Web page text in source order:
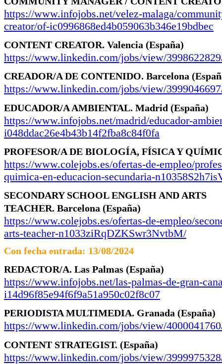
https://www.infojobs.net/velez-malaga/
creator/of-ic0996868ed4b059063b346e19bdbec
CONTENT CREATOR. Valencia (España)
https://www.linkedin.com/jobs/view/
CREADOR/A DE CONTENIDO. Barcelona
https://www.linkedin.com/jobs/view/
EDUCADOR/A AMBIENTAL. Madrid (España)
https://www.infojobs.net/madrid/educador-
i048ddac26e4b43b14f2fba8c84f0fa
PROFESOR/A DE BIOLOGÍA, FÍSICA Y
https://www.colejobs.es/ofertas-de-empleo/
quimica-en-educacion-secundaria-
SECONDARY SCHOOL ENGLISH AND ARTS
TEACHER. Barcelona (España)
https://www.colejobs.es/ofertas-de-empleo/
arts-teacher-n1033ziRqDZKSwr3NvtbM/
Con fecha entrada: 13/08/2024
REDACTOR/A. Las Palmas (España)
https://www.infojobs.net/las-palmas-de-gran-
i14d96f85e94f6f9a51a950c02f8c07
PERIODISTA MULTIMEDIA. Granada (España)
https://www.linkedin.com/jobs/view/
CONTENT STRATEGIST. (España)
https://www.linkedin.com/jobs/view/